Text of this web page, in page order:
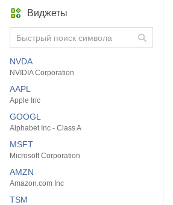
Виджеты
NVDA
NVIDIA Corporation
AAPL
Apple Inc
GOOGL
Alphabet Inc - Class A
MSFT
Microsoft Corporation
AMZN
Amazon.com Inc
TSM